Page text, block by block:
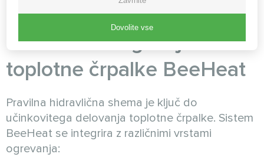
kotla za primerljivo hišo.
Tehnična integracija
toplotne črpalke BeeHeat
Pravilna hidravlična shema je ključ do
učinkovitega delovanja toplotne črpalke. Sistem
BeeHeat se integrira z različnimi vrstami
ogrevanja:
Dovolite vse